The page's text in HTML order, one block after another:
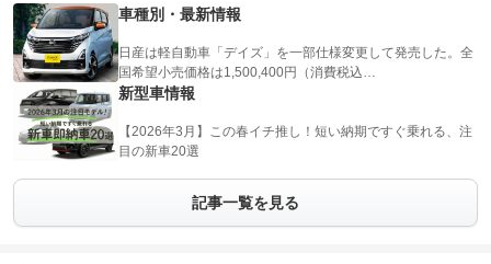
車種別・最新情報
日産は軽自動車「デイズ」を一部仕様変更して発売した。全
国希望小売価格は1,500,400円（消費税込…
新型車情報
【2026年3月】この春イチ推し！短い納期ですぐ乗れる、注
目の新車20選
記事一覧を見る